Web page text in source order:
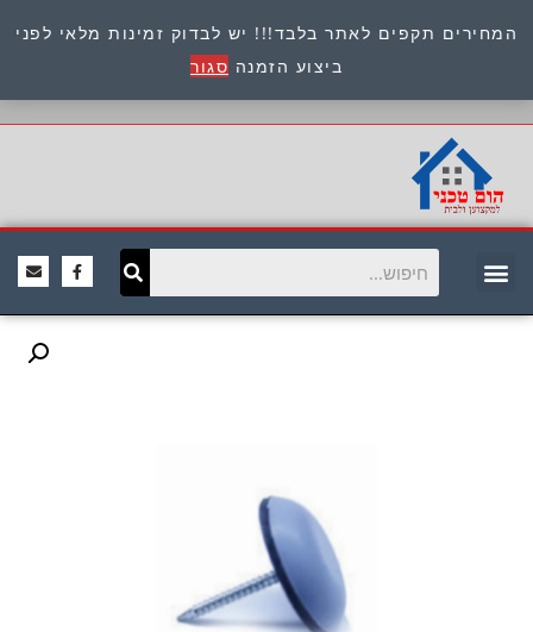
המחירים תקפים לאתר בלבד!!! יש לבדוק זמינות מלאי לפני
ביצוע הזמנה סגור
כתובת : היוזמים 9 אור יהודה שירות לקוחות 054-
8945722